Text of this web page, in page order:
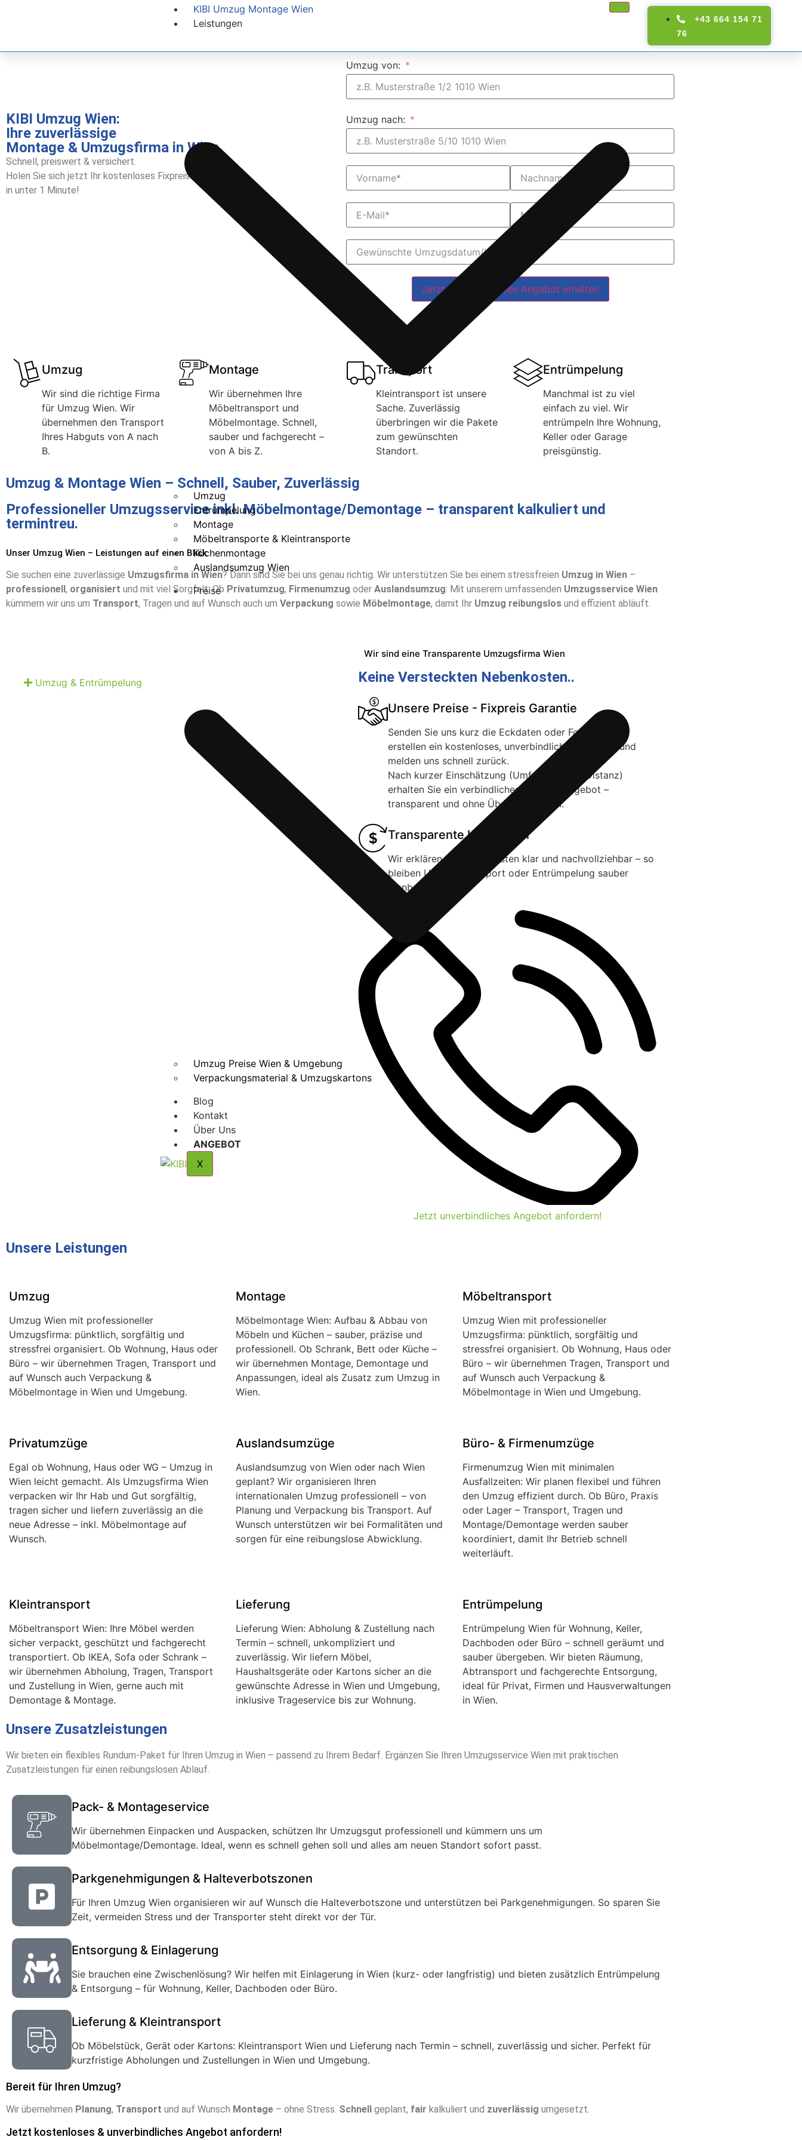
KIBI Umzug Montage Wien
Leistungen
Umzug
Entrümpelung
Montage
Möbeltransporte & Kleintransporte
Küchenmontage
Auslandsumzug Wien
Preise
Umzug Preise Wien & Umgebung
Verpackungsmaterial & Umzugskartons
Blog
Kontakt
Über Uns
ANGEBOT
X
+43 664 154 71
76
KIBI Umzug Wien:
Ihre zuverlässige
Montage & Umzugsfirma in Wien
Schnell, preiswert & versichert.
Holen Sie sich jetzt Ihr kostenloses Fixpreis-Angebot –
in unter 1 Minute!
Umzug von:
Umzug nach:
Jetzt ein kostenloses Angebot erhalten
Umzug
Wir sind die richtige Firma
für Umzug Wien. Wir
übernehmen den Transport
Ihres Habguts von A nach
B.
Montage
Wir übernehmen Ihre
Möbeltransport und
Möbelmontage. Schnell,
sauber und fachgerecht –
von A bis Z.
Transport
Kleintransport ist unsere
Sache. Zuverlässig
überbringen wir die Pakete
zum gewünschten
Standort.
Entrümpelung
Manchmal ist zu viel
einfach zu viel. Wir
entrümpeln Ihre Wohnung,
Keller oder Garage
preisgünstig.
Umzug & Montage Wien – Schnell, Sauber, Zuverlässig
Professioneller Umzugsservice inkl. Möbelmontage/Demontage – transparent kalkuliert und
termintreu.
Unser Umzug Wien – Leistungen auf einen Blick
Sie suchen eine zuverlässige Umzugsfirma in Wien? Dann sind Sie bei uns genau richtig. Wir unterstützen Sie bei einem stressfreien Umzug in Wien –
professionell, organisiert und mit viel Sorgfalt. Ob Privatumzug, Firmenumzug oder Auslandsumzug: Mit unserem umfassenden Umzugsservice Wien
kümmern wir uns um Transport, Tragen und auf Wunsch auch um Verpackung sowie Möbelmontage, damit Ihr Umzug reibungslos und effizient abläuft.
Umzug & Entrümpelung
Wir sind eine Transparente Umzugsfirma Wien
Keine Versteckten Nebenkosten..
Unsere Preise - Fixpreis Garantie
Senden Sie uns kurz die Eckdaten oder Fotos – wir
erstellen ein kostenloses, unverbindliches Angebot und
melden uns schnell zurück.
Nach kurzer Einschätzung (Umfang, Etage, Distanz)
erhalten Sie ein verbindliches Fixpreis-Angebot –
transparent und ohne Überraschungen.
Transparente Kalkulation
Wir erklären Ihnen die Kosten klar und nachvollziehbar – so
bleiben Umzug, Transport oder Entrümpelung sauber
planbar.
Jetzt unverbindliches Angebot anfordern!
Unsere Leistungen
Umzug
Umzug Wien mit professioneller
Umzugsfirma: pünktlich, sorgfältig und
stressfrei organisiert. Ob Wohnung, Haus oder
Büro – wir übernehmen Tragen, Transport und
auf Wunsch auch Verpackung &
Möbelmontage in Wien und Umgebung.
Montage
Möbelmontage Wien: Aufbau & Abbau von
Möbeln und Küchen – sauber, präzise und
professionell. Ob Schrank, Bett oder Küche –
wir übernehmen Montage, Demontage und
Anpassungen, ideal als Zusatz zum Umzug in
Wien.
Möbeltransport
Umzug Wien mit professioneller
Umzugsfirma: pünktlich, sorgfältig und
stressfrei organisiert. Ob Wohnung, Haus oder
Büro – wir übernehmen Tragen, Transport und
auf Wunsch auch Verpackung &
Möbelmontage in Wien und Umgebung.
Privatumzüge
Egal ob Wohnung, Haus oder WG – Umzug in
Wien leicht gemacht. Als Umzugsfirma Wien
verpacken wir Ihr Hab und Gut sorgfältig,
tragen sicher und liefern zuverlässig an die
neue Adresse – inkl. Möbelmontage auf
Wunsch.
Auslandsumzüge
Auslandsumzug von Wien oder nach Wien
geplant? Wir organisieren Ihren
internationalen Umzug professionell – von
Planung und Verpackung bis Transport. Auf
Wunsch unterstützen wir bei Formalitäten und
sorgen für eine reibungslose Abwicklung.
Büro- & Firmenumzüge
Firmenumzug Wien mit minimalen
Ausfallzeiten: Wir planen flexibel und führen
den Umzug effizient durch. Ob Büro, Praxis
oder Lager – Transport, Tragen und
Montage/Demontage werden sauber
koordiniert, damit Ihr Betrieb schnell
weiterläuft.
Kleintransport
Möbeltransport Wien: Ihre Möbel werden
sicher verpackt, geschützt und fachgerecht
transportiert. Ob IKEA, Sofa oder Schrank –
wir übernehmen Abholung, Tragen, Transport
und Zustellung in Wien, gerne auch mit
Demontage & Montage.
Lieferung
Lieferung Wien: Abholung & Zustellung nach
Termin – schnell, unkompliziert und
zuverlässig. Wir liefern Möbel,
Haushaltsgeräte oder Kartons sicher an die
gewünschte Adresse in Wien und Umgebung,
inklusive Trageservice bis zur Wohnung.
Entrümpelung
Entrümpelung Wien für Wohnung, Keller,
Dachboden oder Büro – schnell geräumt und
sauber übergeben. Wir bieten Räumung,
Abtransport und fachgerechte Entsorgung,
ideal für Privat, Firmen und Hausverwaltungen
in Wien.
Unsere Zusatzleistungen
Wir bieten ein flexibles Rundum-Paket für Ihren Umzug in Wien – passend zu Ihrem Bedarf. Ergänzen Sie Ihren Umzugsservice Wien mit praktischen
Zusatzleistungen für einen reibungslosen Ablauf.
Pack- & Montageservice
Wir übernehmen Einpacken und Auspacken, schützen Ihr Umzugsgut professionell und kümmern uns um
Möbelmontage/Demontage. Ideal, wenn es schnell gehen soll und alles am neuen Standort sofort passt.
Parkgenehmigungen & Halteverbotszonen
Für Ihren Umzug Wien organisieren wir auf Wunsch die Halteverbotszone und unterstützen bei Parkgenehmigungen. So sparen Sie
Zeit, vermeiden Stress und der Transporter steht direkt vor der Tür.
Entsorgung & Einlagerung
Sie brauchen eine Zwischenlösung? Wir helfen mit Einlagerung in Wien (kurz- oder langfristig) und bieten zusätzlich Entrümpelung
& Entsorgung – für Wohnung, Keller, Dachboden oder Büro.
Lieferung & Kleintransport
Ob Möbelstück, Gerät oder Kartons: Kleintransport Wien und Lieferung nach Termin – schnell, zuverlässig und sicher. Perfekt für
kurzfristige Abholungen und Zustellungen in Wien und Umgebung.
Bereit für Ihren Umzug?
Wir übernehmen Planung, Transport und auf Wunsch Montage – ohne Stress. Schnell geplant, fair kalkuliert und zuverlässig umgesetzt.
Jetzt kostenloses & unverbindliches Angebot anfordern!